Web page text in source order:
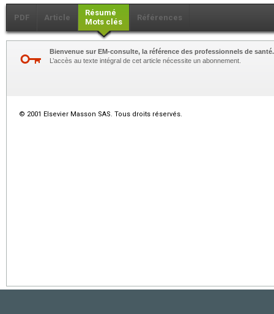
PDF Article
Résumé
Mots clés
Références
Bienvenue sur EM-consulte, la référence des professionnels de santé.
L’accès au texte intégral de cet article nécessite un abonnement.
© 2001 Elsevier Masson SAS. Tous droits réservés.